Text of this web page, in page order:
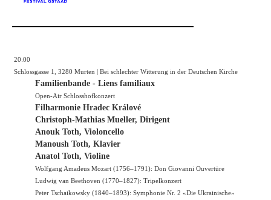
20:00
Schlossgasse 1, 3280 Murten | Bei schlechter Witterung in der Deutschen Kirche
Familienbande - Liens familiaux
Open-Air Schlosshofkonzert
Filharmonie Hradec Králové
Christoph-Mathias Mueller, Dirigent
Anouk Toth, Violoncello
Manoush Toth, Klavier
Anatol Toth, Violine
Wolfgang Amadeus Mozart (1756–1791): Don Giovanni Ouvertüre
Ludwig van Beethoven (1770–1827): Tripelkonzert
Peter Tschaikowsky (1840–1893): Symphonie Nr. 2 «Die Ukrainische»